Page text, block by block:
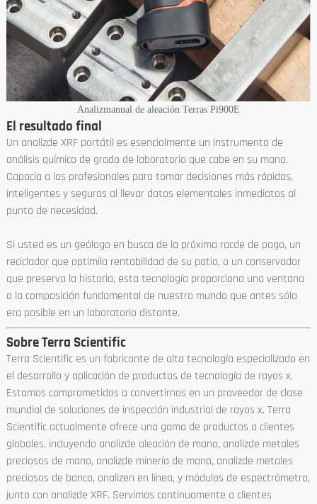
Analizmanual de aleación Terras Pi900E
El resultado final
Un analizde XRF portátil es esencialmente un instrumento de
análisis químico de grado de laboratorio que cabe en su mano.
Capacia a los profesionales para tomar decisiones más rápidas,
inteligentes y seguras al llevar datos elementales inmediatos al
punto de necesidad.
Si usted es un geólogo en busca de la próxima racde de pago, un
reciclador que optimila rentabilidad de su patio, o un conservador
que preserva la historia, esta tecnología proporciona una ventana
a la composición fundamental de nuestro mundo que antes sólo
era posible en un laboratorio distante.
Sobre Terra Scientific
Terra Scientific es un fabricante de alta tecnología especializado en
el desarrollo y aplicación de productos de tecnología de rayos x.
Estamos comprometidos a convertirnos en un proveedor de clase
mundial de soluciones de inspección industrial de rayos x. Terra
Scientific actualmente ofrece una gama de productos a clientes
globales, incluyendo analizde aleación de mano, analizde metales
preciosos de mano, analizde minería de mano, analizde metales
preciosos de banco, analizen en línea, y módulos de espectrómetro,
junto con analizde XRF. Servimos continuamente a clientes